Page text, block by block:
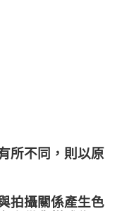
所不同，則以原
拍攝關係產生色